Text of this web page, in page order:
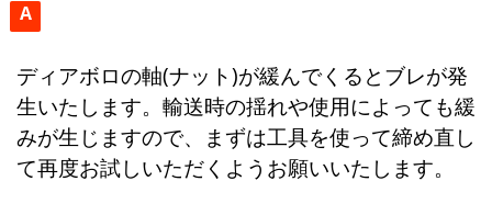
A
ディアボロの軸(ナット)が緩んでくるとブレが発
生いたします。輸送時の揺れや使用によっても緩
みが生じますので、まずは工具を使って締め直し
て再度お試しいただくようお願いいたします。